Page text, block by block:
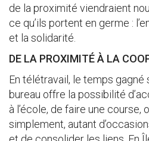
de la proximité viendraient
ce qu’ils portent en germe :
et la solidarité.
DE LA PROXIMITÉ À LA
En télétravail, le temps gagné
bureau offre la possibilité
à l’école, de faire une course,
simplement, autant